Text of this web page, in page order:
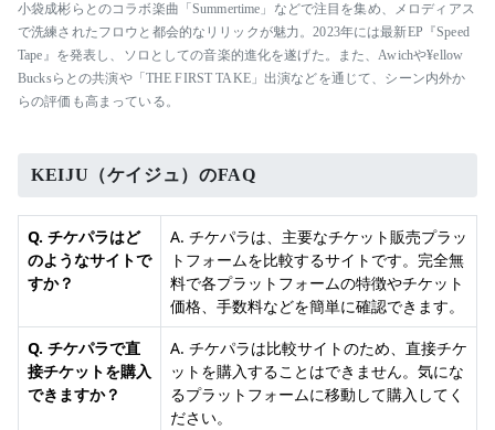
小袋成彬らとのコラボ楽曲「Summertime」などで注目を集め、メロディアス
で洗練されたフロウと都会的なリリックが魅力。2023年には最新EP『Speed
Tape』を発表し、ソロとしての音楽的進化を遂げた。また、Awichや¥ellow
Bucksらとの共演や「THE FIRST TAKE」出演などを通じて、シーン内外か
らの評価も高まっている。
KEIJU（ケイジュ）のFAQ
Q. チケパラはど
のようなサイトで
すか？
A. チケパラは、主要なチケット販売プラッ
トフォームを比較するサイトです。完全無
料で各プラットフォームの特徴やチケット
価格、手数料などを簡単に確認できます。
Q. チケパラで直
接チケットを購入
できますか？
A. チケパラは比較サイトのため、直接チケ
ットを購入することはできません。気にな
るプラットフォームに移動して購入してく
ださい。